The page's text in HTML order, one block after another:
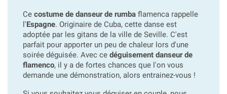
Ce costume de danseur de rumba flamenca rappelle
l'Espagne. Originaire de Cuba, cette danse est
adoptée par les gitans de la ville de Seville. C'est
parfait pour apporter un peu de chaleur lors d'une
soirée déguisée. Avec ce déguisement danseur de
flamenco, il y a de fortes chances que l'on vous
demande une démonstration, alors entrainez-vous !